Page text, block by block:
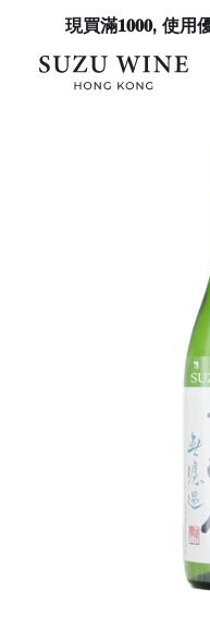
現買滿𝟏𝟎𝟎𝟎, 使用